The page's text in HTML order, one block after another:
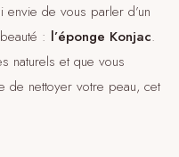
envie de vous parler d’un
: l’éponge Konjac.
naturels et que vous
de nettoyer votre peau, cet